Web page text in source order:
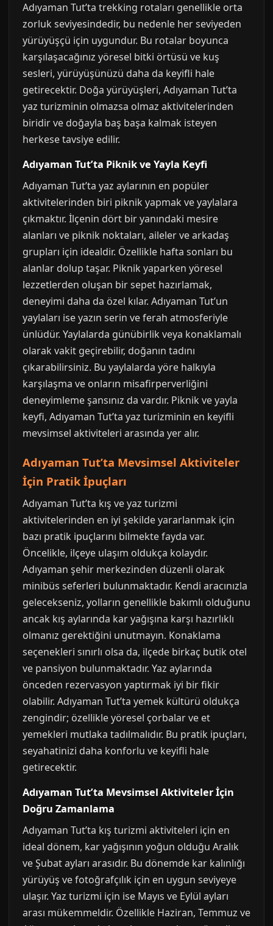
Adıyaman Tut’ta trekking rotaları genellikle orta
zorluk seviyesindedir, bu nedenle her seviyeden
yürüyüşçü için uygundur. Bu rotalar boyunca
karşılaşacağınız yöresel bitki örtüsü ve kuş
sesleri, yürüyüşünüzü daha da keyifli hale
getirecektir. Doğa yürüyüşleri, Adıyaman Tut’ta
yaz turizminin olmazsa olmaz aktivitelerinden
biridir ve doğayla baş başa kalmak isteyen
herkese tavsiye edilir.
Adıyaman Tut’ta Piknik ve Yayla Keyfi
Adıyaman Tut’ta yaz aylarının en popüler
aktivitelerinden biri piknik yapmak ve yaylalara
çıkmaktır. İlçenin dört bir yanındaki mesire
alanları ve piknik noktaları, aileler ve arkadaş
grupları için idealdir. Özellikle hafta sonları bu
alanlar dolup taşar. Piknik yaparken yöresel
lezzetlerden oluşan bir sepet hazırlamak,
deneyimi daha da özel kılar. Adıyaman Tut’un
yaylaları ise yazın serin ve ferah atmosferiyle
ünlüdür. Yaylalarda günübirlik veya konaklamalı
olarak vakit geçirebilir, doğanın tadını
çıkarabilirsiniz. Bu yaylalarda yöre halkıyla
karşılaşma ve onların misafirperverliğini
deneyimleme şansınız da vardır. Piknik ve yayla
keyfi, Adıyaman Tut’ta yaz turizminin en keyifli
mevsimsel aktiviteleri arasında yer alır.
Adıyaman Tut’ta Mevsimsel Aktiviteler
İçin Pratik İpuçları
Adıyaman Tut’ta kış ve yaz turizmi
aktivitelerinden en iyi şekilde yararlanmak için
bazı pratik ipuçlarını bilmekte fayda var.
Öncelikle, ilçeye ulaşım oldukça kolaydır.
Adıyaman şehir merkezinden düzenli olarak
minibüs seferleri bulunmaktadır. Kendi aracınızla
gelecekseniz, yolların genellikle bakımlı olduğunu
ancak kış aylarında kar yağışına karşı hazırlıklı
olmanız gerektiğini unutmayın. Konaklama
seçenekleri sınırlı olsa da, ilçede birkaç butik otel
ve pansiyon bulunmaktadır. Yaz aylarında
önceden rezervasyon yaptırmak iyi bir fikir
olabilir. Adıyaman Tut’ta yemek kültürü oldukça
zengindir; özellikle yöresel çorbalar ve et
yemekleri mutlaka tadılmalıdır. Bu pratik ipuçları,
seyahatinizi daha konforlu ve keyifli hale
getirecektir.
Adıyaman Tut’ta Mevsimsel Aktiviteler İçin
Doğru Zamanlama
Adıyaman Tut’ta kış turizmi aktiviteleri için en
ideal dönem, kar yağışının yoğun olduğu Aralık
ve Şubat ayları arasıdır. Bu dönemde kar kalınlığı
yürüyüş ve fotoğrafçılık için en uygun seviyeye
ulaşır. Yaz turizmi için ise Mayıs ve Eylül ayları
arası mükemmeldir. Özellikle Haziran, Temmuz ve